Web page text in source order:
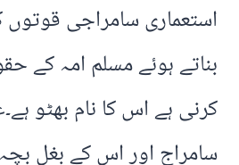
استعماری سامراجی قوتوں
بناتے ہوئے مسلم امہ کے
کرنی ہے اس کا نام بھٹو
سامراج اور اس کے بغل